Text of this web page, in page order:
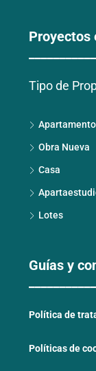
Proyectos
Tipo de
Apartamento
Obra Nueva
Casa
Lotes
Guías y
Política de
Políticas de